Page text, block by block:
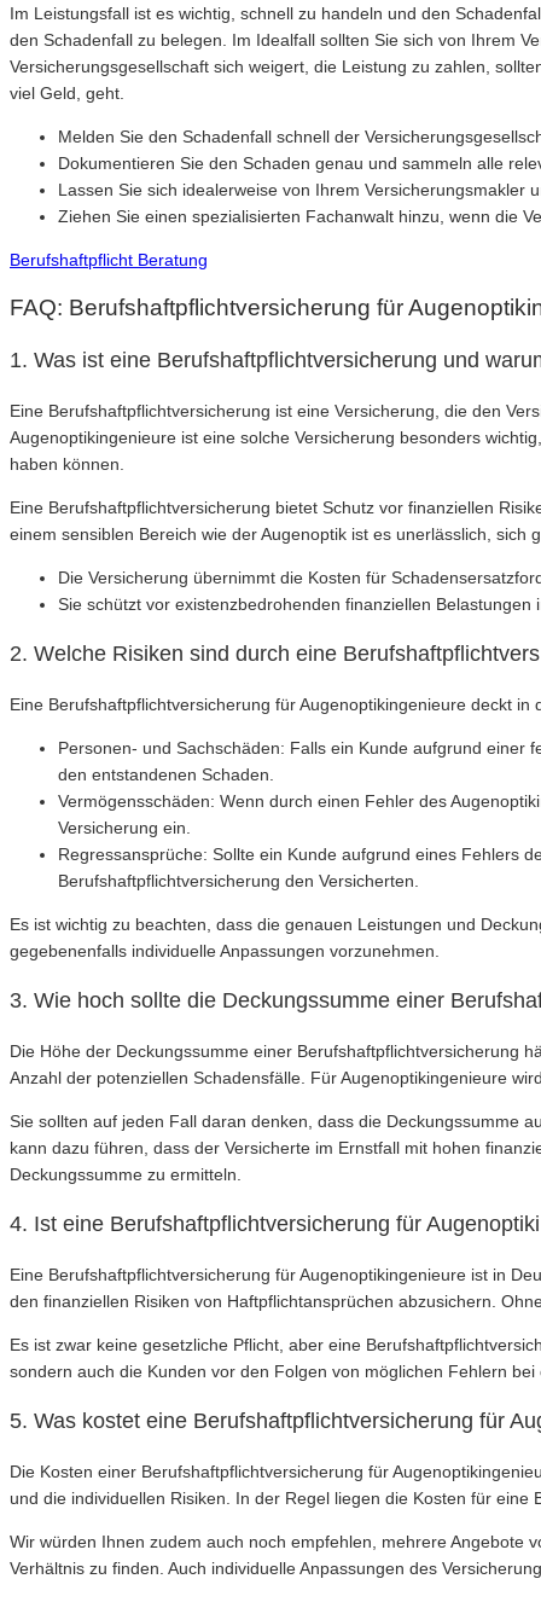
Im Leistungsfall ist es wichtig, schnell zu handeln und den
den Schadenfall zu belegen. Im Idealfall sollten Sie sich von Ihrem
Versicherungsgesellschaft sich weigert, die Leistung zu zahlen,
viel Geld, geht.
Melden Sie den Schadenfall schnell der
Dokumentieren Sie den Schaden genau und sammeln alle
Lassen Sie sich idealerweise von Ihrem Versicherungsmakler
Ziehen Sie einen spezialisierten Fachanwalt hinzu, wenn die
Berufshaftpflicht Beratung
FAQ: Berufshaftpflichtversicherung für
1. Was ist eine Berufshaftpflichtversicherung und
Eine Berufshaftpflichtversicherung ist eine Versicherung, die den
Augenoptikingenieure ist eine solche Versicherung besonders
haben können.
Eine Berufshaftpflichtversicherung bietet Schutz vor finanziellen
einem sensiblen Bereich wie der Augenoptik ist es unerlässlich,
Die Versicherung übernimmt die Kosten für
Sie schützt vor existenzbedrohenden finanziellen Belastungen
2. Welche Risiken sind durch eine
Eine Berufshaftpflichtversicherung für Augenoptikingenieure deckt in
Personen- und Sachschäden: Falls ein Kunde aufgrund einer
den entstandenen Schaden.
Vermögensschäden: Wenn durch einen Fehler des
Versicherung ein.
Regressansprüche: Sollte ein Kunde aufgrund eines Fehlers
Berufshaftpflichtversicherung den Versicherten.
Es ist wichtig zu beachten, dass die genauen Leistungen und
gegebenenfalls individuelle Anpassungen vorzunehmen.
3. Wie hoch sollte die Deckungssumme einer
Die Höhe der Deckungssumme einer Berufshaftpflichtversicherung
Anzahl der potenziellen Schadensfälle. Für Augenoptikingenieure
Sie sollten auf jeden Fall daran denken, dass die Deckungssumme
kann dazu führen, dass der Versicherte im Ernstfall mit hohen
Deckungssumme zu ermitteln.
4. Ist eine Berufshaftpflichtversicherung für
Eine Berufshaftpflichtversicherung für Augenoptikingenieure ist in
den finanziellen Risiken von Haftpflichtansprüchen abzusichern.
Es ist zwar keine gesetzliche Pflicht, aber eine
sondern auch die Kunden vor den Folgen von möglichen Fehlern bei
5. Was kostet eine Berufshaftpflichtversicherung für
Die Kosten einer Berufshaftpflichtversicherung für
und die individuellen Risiken. In der Regel liegen die Kosten für
Wir würden Ihnen zudem auch noch empfehlen, mehrere Angebote
Verhältnis zu finden. Auch individuelle Anpassungen des